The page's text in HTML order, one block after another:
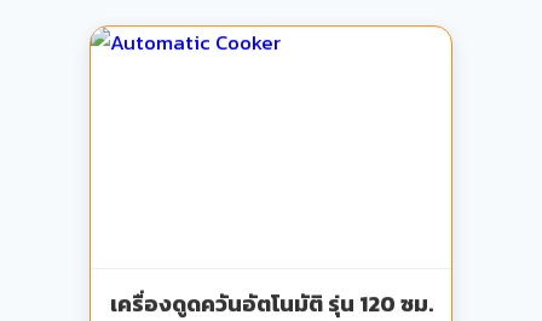
เครื่องดูดควันอัตโนมัติ รุ่น 120 ซม.